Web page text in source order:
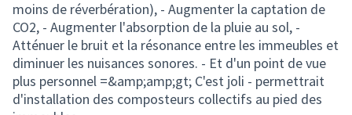
moins de réverbération), - Augmenter la captation de
CO2, - Augmenter l'absorption de la pluie au sol, -
Atténuer le bruit et la résonance entre les immeubles et
diminuer les nuisances sonores. - Et d'un point de vue
plus personnel =&amp;amp;gt; C'est joli - permettrait
d'installation des composteurs collectifs au pied des